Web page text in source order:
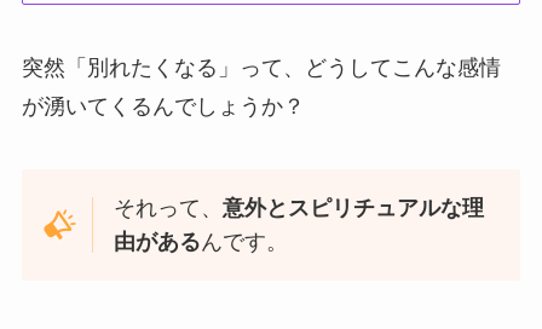
突然「別れたくなる」って、どうしてこんな感情
が湧いてくるんでしょうか？
それって、意外とスピリチュアルな理
由があるんです。